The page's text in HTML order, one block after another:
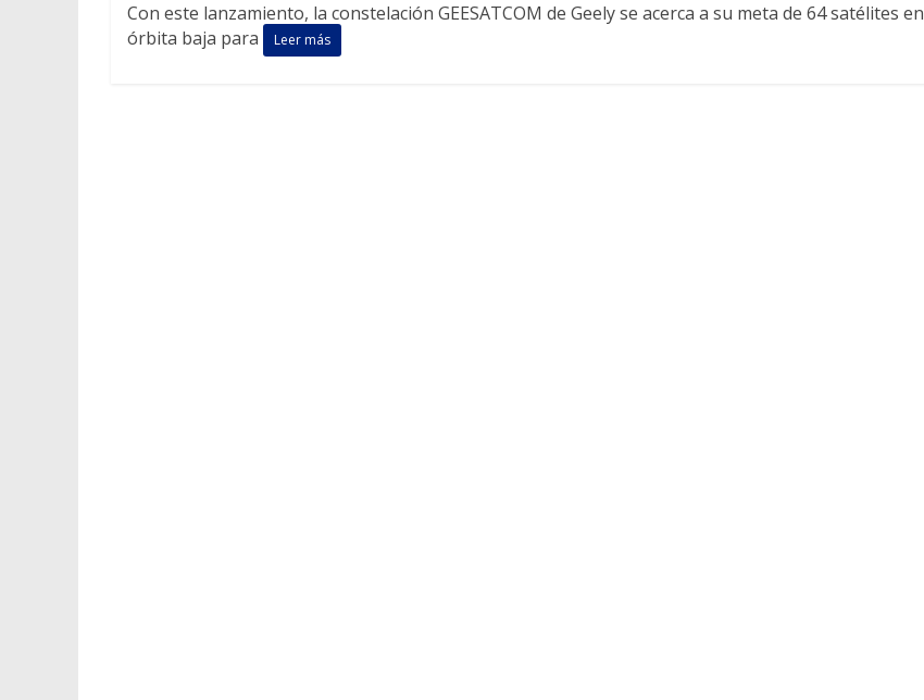
Con este lanzamiento, la constelación GEESATCOM de Geely se acerca a su meta de 64 satélites en
órbita baja para
Leer más